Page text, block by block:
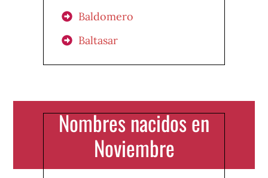
Baldomero
Baltasar
Nombres nacidos en
Noviembre